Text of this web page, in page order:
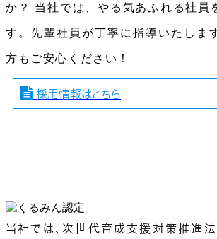
か？ 当社では、やる気あふれる社員
す。先輩社員が丁寧に指導いたしま
方もご安心ください！
採用情報はこちら
当社では、次世代育成支援対策推進法